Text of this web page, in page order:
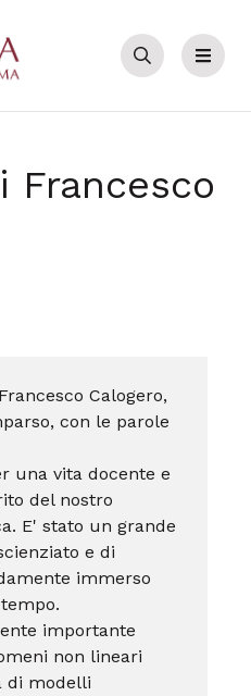
Cerca Menu
Francesco
Calogero,
con le parole
una vita docente e
del nostro
E' stato un grande
e di
immerso
importante
non lineari
di modelli